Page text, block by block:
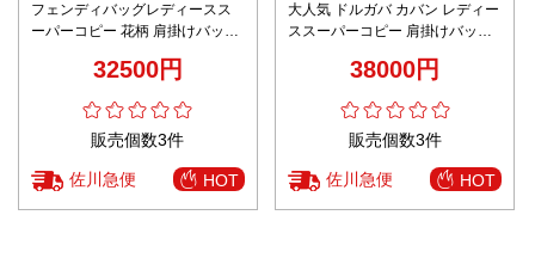
フェンディバッグレディースス
ーパーコピー 花柄 肩掛けバッグ
32500円
販売個数3件
佐川急便 HOT
大人気 ドルガバ カバン レディー
ススーパーコピー 肩掛けバッグ
38000円
販売個数3件
佐川急便 HOT